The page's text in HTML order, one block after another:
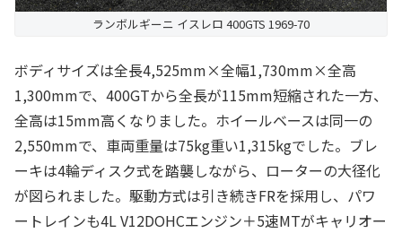
ランボルギーニ イスレロ 400GTS 1969-70
ボディサイズは全長4,525mm×全幅1,730mm×全高
1,300mmで、400GTから全長が115mm短縮された一方、
全高は15mm高くなりました。ホイールベースは同一の
2,550mmで、車両重量は75kg重い1,315kgでした。ブレ
ーキは4輪ディスク式を踏襲しながら、ローターの大径化
が図られました。駆動方式は引き続きFRを採用し、パワ
ートレインも4L V12DOHCエンジン＋5速MTがキャリオー